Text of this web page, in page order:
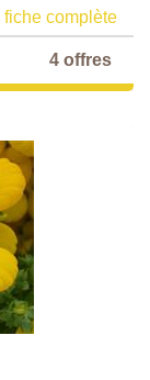
fiche complète
4 offres